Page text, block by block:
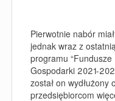
Pierwotnie nabór
jednak wraz z
programu
Gospodarki 2021-
został on wydłużony
przedsiębiorcom